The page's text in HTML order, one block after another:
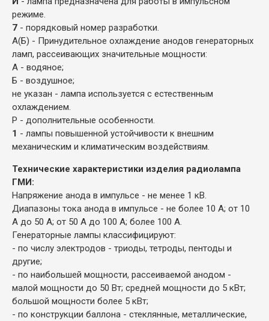
режиме.
7 - порядковый номер разработки.
А(Б) - Принудительное охлаждение анодов генераторных
ламп, рассеивающих значительные мощности:
А - водяное;
Б - воздушное;
не указан - лампа используется с естественным
охлаждением.
Р - дополнительные особенности.
1 - лампы повышенной устойчивости к внешним
механическим и климатическим воздействиям.
Технические характеристики изделия радиолампа
ГМИ:
Напряжение анода в импульсе - не менее 1 кВ.
Диапазоны тока анода в импульсе - не более 10 А; от 10
А до 50 А; от 50 А до 100 А; более 100 А.
Генераторные лампы классифицируют:
- по числу электродов - триоды, тетроды, пентоды и
другие;
- по наибольшей мощности, рассеиваемой анодом -
малой мощности до 50 Вт; средней мощности до 5 кВт;
большой мощности более 5 кВт;
- по конструкции баллона - стеклянные, металлические,